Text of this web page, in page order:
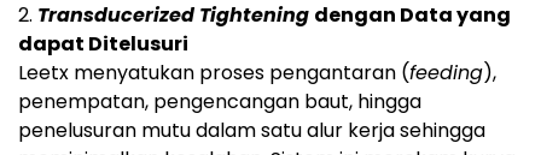
2. Transducerized Tightening dengan Data yang
dapat Ditelusuri
Leetx menyatukan proses pengantaran (feeding),
penempatan, pengencangan baut, hingga
penelusuran mutu dalam satu alur kerja sehingga